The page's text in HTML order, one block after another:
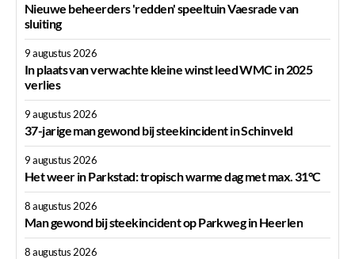
Nieuwe beheerders 'redden' speeltuin Vaesrade van
sluiting
9 augustus 2026
In plaats van verwachte kleine winst leed WMC in 2025
verlies
9 augustus 2026
37-jarige man gewond bij steekincident in Schinveld
9 augustus 2026
Het weer in Parkstad: tropisch warme dag met max. 31°C
8 augustus 2026
Man gewond bij steekincident op Parkweg in Heerlen
8 augustus 2026